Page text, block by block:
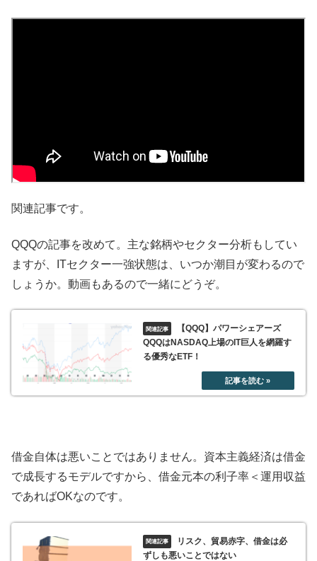
関連記事です。
QQQの記事を改めて。主な銘柄やセクター分析もしてい
ますが、ITセクター一強状態は、いつか潮目が変わるので
しょうか。動画もあるので一緒にどうぞ。
【QQQ】パワーシェアーズ
QQQはNASDAQ上場のIT巨人を網羅す
る優秀なETF！
借金自体は悪いことではありません。資本主義経済は借金
で成長するモデルですから、借金元本の利子率＜運用収益
であればOKなのです。
リスク、貿易赤字、借金は必
ずしも悪いことではない